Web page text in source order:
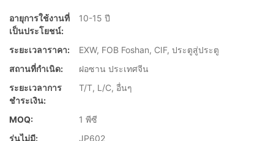
อายุการใช้งานที่
เป็นประโยชน์:
10-15 ปี
ระยะเวลาราคา:
EXW, FOB Foshan, CIF, ประตูสู่ประตู
สถานที่กำเนิด:
ฝอซาน ประเทศจีน
ระยะเวลาการ
ชำระเงิน:
T/T, L/C, อื่นๆ
MOQ:
1 พีซี
รุ่นไม่มี:
JP602